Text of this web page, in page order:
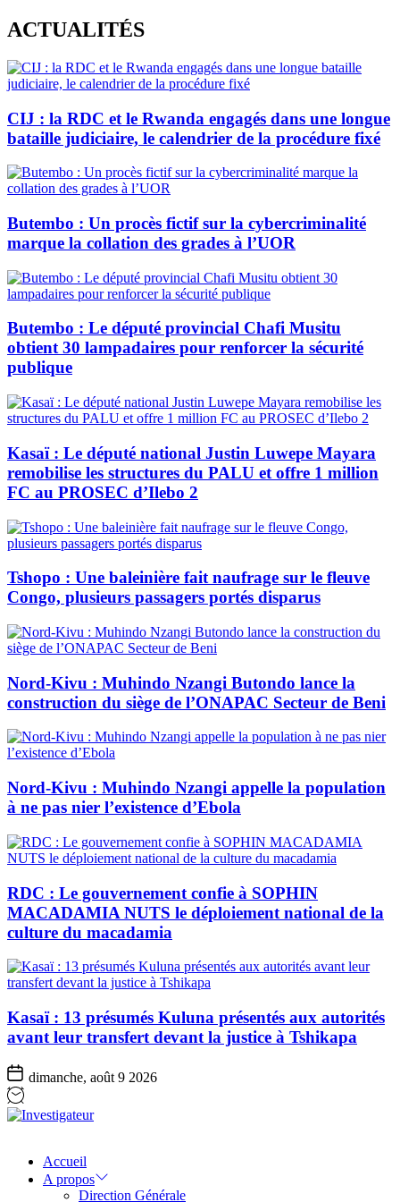
Skip
to
content
ACTUALITÉS
CIJ : la RDC et le Rwanda engagés dans une longue
bataille judiciaire, le calendrier de la procédure fixé
Butembo : Un procès fictif sur la cybercriminalité
marque la collation des grades à l’UOR
Butembo : Le député provincial Chafi Musitu
obtient 30 lampadaires pour renforcer la sécurité
publique
Kasaï : Le député national Justin Luwepe Mayara
remobilise les structures du PALU et offre 1 million
FC au PROSEC d’Ilebo 2
Tshopo : Une baleinière fait naufrage sur le fleuve
Congo, plusieurs passagers portés disparus
Nord-Kivu : Muhindo Nzangi Butondo lance la
construction du siège de l’ONAPAC Secteur de Beni
Nord-Kivu : Muhindo Nzangi appelle la population
à ne pas nier l’existence d’Ebola
RDC : Le gouvernement confie à SOPHIN
MACADAMIA NUTS le déploiement national de la
culture du macadamia
Kasaï : 13 présumés Kuluna présentés aux autorités
avant leur transfert devant la justice à Tshikapa
dimanche, août 9 2026
Accueil
A propos
Direction Générale